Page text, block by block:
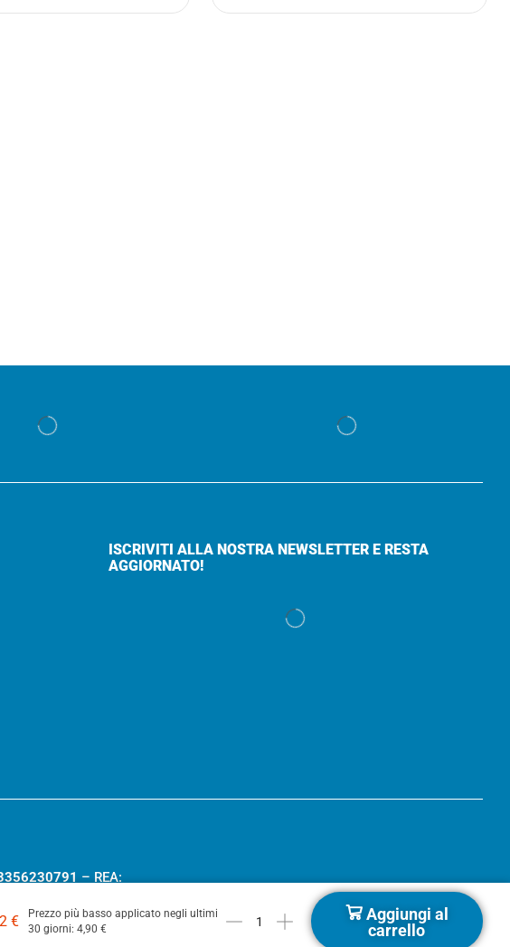
ISCRIVITI ALLA NOSTRA NEWSLETTER E RESTA
AGGIORNATO!
– REA:
€
Prezzo più basso applicato negli ultimi
30 giorni: 4,90 €
Aggiungi al
carrello